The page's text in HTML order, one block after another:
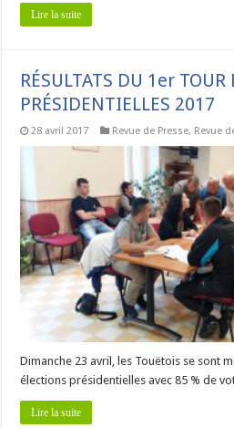
Lire la suite
RÉSULTATS DU 1er TOUR
PRÉSIDENTIELLES 2017
28 avril 2017 Revue de Presse, Revue
Dimanche 23 avril, les Touëtois se sont
élections présidentielles avec 85 % de
Lire la suite